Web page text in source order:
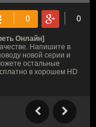
Онлайн]
Напишите в
новой серии и
остальные
в хорошем HD